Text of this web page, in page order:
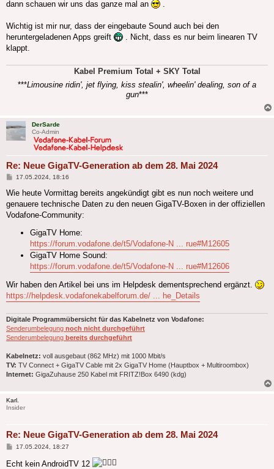
dann schauen wir uns das ganze mal an .
Wichtig ist mir nur, dass der eingebaute Sound auch bei den
heruntergeladenen Apps greift
. Nicht, dass es nur beim linearen TV
klappt.
Kabel Premium Total + SKY Total
***Limousine ridin', jet flying, kiss stealin', wheelin' dealing, son of a
gun***
DerSarde
Co-Admin
Re: Neue GigaTV-Generation ab dem 28. Mai 2024
Beitrag
17.05.2024, 18:16
Wie heute Vormittag bereits angekündigt gibt es nun noch weitere und
genauere technische Daten zu den neuen GigaTV-Boxen in der offiziellen
Vodafone-Community:
GigaTV Home:
https://forum.vodafone.de/t5/Vodafone-N ... rue#M12605
GigaTV Home Sound:
https://forum.vodafone.de/t5/Vodafone-N ... rue#M12606
Wir haben den Artikel bei uns im Helpdesk dementsprechend ergänzt.
https://helpdesk.vodafonekabelforum.de/ ... he_Details
Digitale Programmübersicht für das Kabelnetz von Vodafone:
Senderumbelegung noch nicht durchgeführt
Senderumbelegung bereits durchgeführt
Kabelnetz: voll ausgebaut (862 MHz) mit 1000 Mbit/s
TV: TV Connect + GigaTV Cable mit 2x GigaTV Home (Hauptbox + Multiroombox)
Internet: GigaZuhause 250 Kabel mit FRITZ!Box 6490 (kdg)
Karl.
Insider
Re: Neue GigaTV-Generation ab dem 28. Mai 2024
Beitrag
17.05.2024, 18:27
Echt kein AndroidTV 12